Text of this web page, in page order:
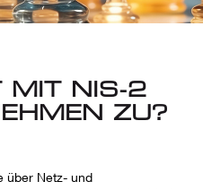
MIT NIS-2
ZU?
über Netz- und